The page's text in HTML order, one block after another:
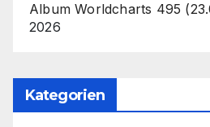
Album Worldcharts 495
2026
Kategorien